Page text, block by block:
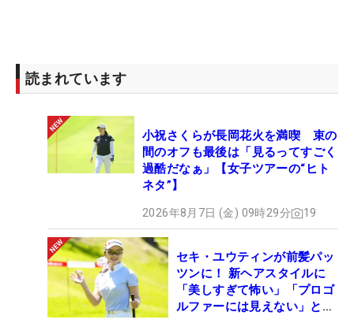
読まれています
小祝さくらが長岡花火を満喫 束の
間のオフも最後は「見るってすごく
過酷だなぁ」【女子ツアーの“ヒト
ネタ”】
2026年8月7日 (金) 09時29分 19
セキ・ユウティンが前髪パッ
ツンに！ 新ヘアスタイルに
「美しすぎて怖い」「プロゴ
ルファーには見えない」とコ